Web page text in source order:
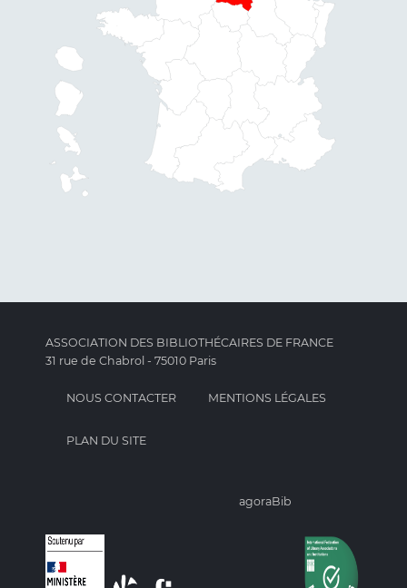
ASSOCIATION DES BIBLIOTHÉCAIRES DE FRANCE
31 rue de Chabrol - 75010 Paris
NOUS CONTACTER MENTIONS LÉGALES
PLAN DU SITE
agoraBib